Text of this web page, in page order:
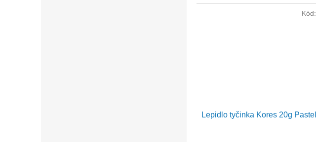
Lepidlo tyčinka Kores 20g Pastel
Kód: